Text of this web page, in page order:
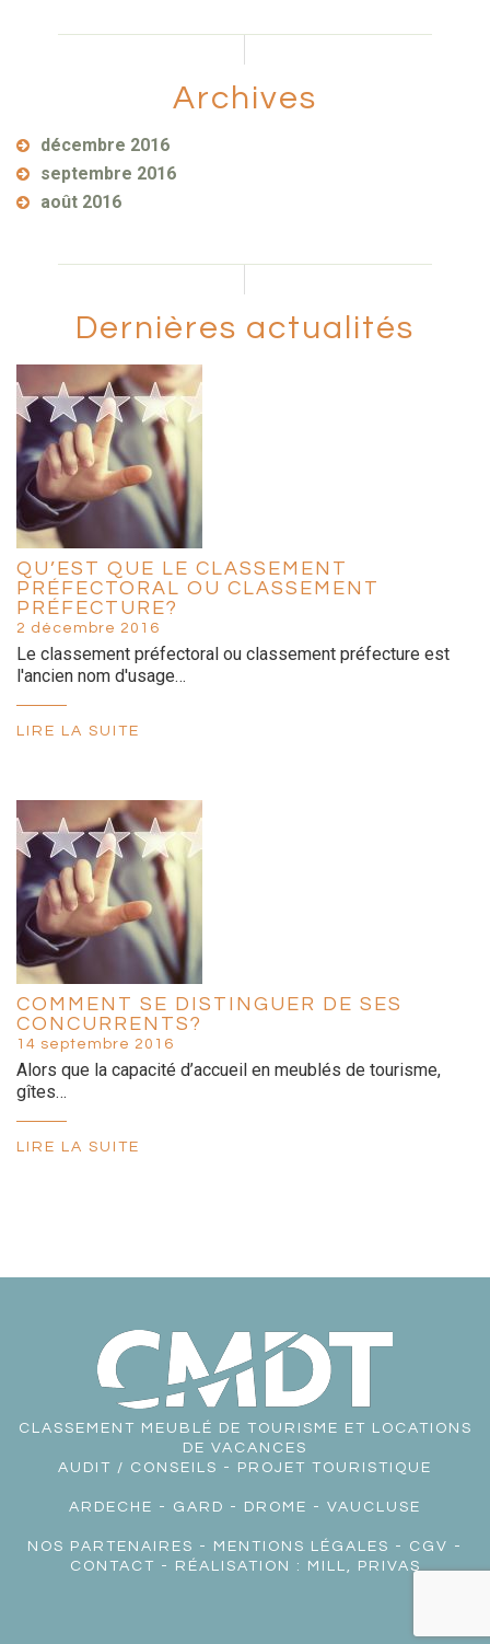
Archives
décembre 2016
septembre 2016
août 2016
Dernières actualités
QU’EST QUE LE CLASSEMENT
PRÉFECTORAL OU CLASSEMENT
PRÉFECTURE?
2 décembre 2016
Le classement préfectoral ou classement préfecture est
l'ancien nom d'usage…
LIRE LA SUITE
COMMENT SE DISTINGUER DE SES
CONCURRENTS?
14 septembre 2016
Alors que la capacité d’accueil en meublés de tourisme,
gîtes…
LIRE LA SUITE
CLASSEMENT MEUBLÉ DE TOURISME ET LOCATIONS
DE VACANCES
AUDIT / CONSEILS - PROJET TOURISTIQUE
ARDECHE - GARD - DROME - VAUCLUSE
NOS PARTENAIRES - MENTIONS LÉGALES - CGV -
CONTACT - RÉALISATION : MILL, PRIVAS